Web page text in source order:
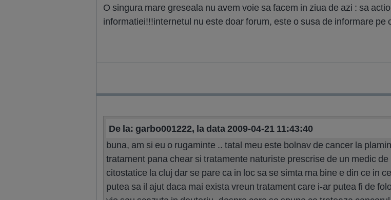
O singura mare greseala nu avem voie sa facem in ziua de azi : sa
informatiei!!!internetul nu este doar forum, este o susa de informare pe
De la: garbo001222, la data 2009-04-21 11:43:40
buna, am si eu o rugaminte .. tatal meu este bolnav de cancer la
tratament pana chear si tratamente naturiste prescrise de un medic
citostatice la cluj dar se pare ca in loc sa se simta ma bine e din ce in
putea sa il ajut daca mai exista vreun tratament care i-ar putea fi de